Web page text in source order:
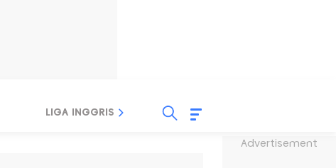
Advertisement
LIGA INGGRIS LIGA ITALIA